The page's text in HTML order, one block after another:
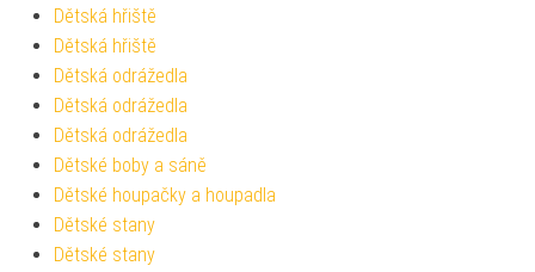
Dětská hřiště
Dětská hřiště
Dětská odrážedla
Dětská odrážedla
Dětská odrážedla
Dětské boby a sáně
Dětské houpačky a houpadla
Dětské stany
Dětské stany